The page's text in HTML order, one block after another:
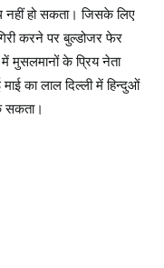
नहीं हो सकता। जिसके लिए
करने पर बुल्डोजर फेर
में मुसलमानों के प्रिय नेता
का लाल दिल्ली में हिन्दुओं
सकता।